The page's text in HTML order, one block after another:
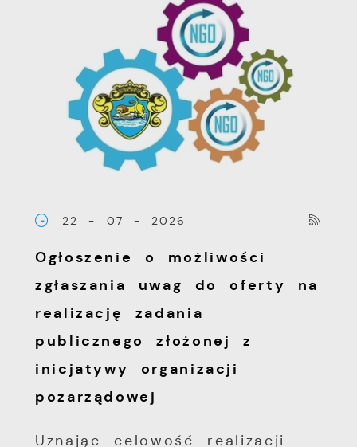
22 - 07 - 2026
Ogłoszenie o możliwości
zgłaszania uwag do oferty na
realizację zadania
publicznego złożonej z
inicjatywy organizacji
pozarządowej
Uznając celowość realizacji